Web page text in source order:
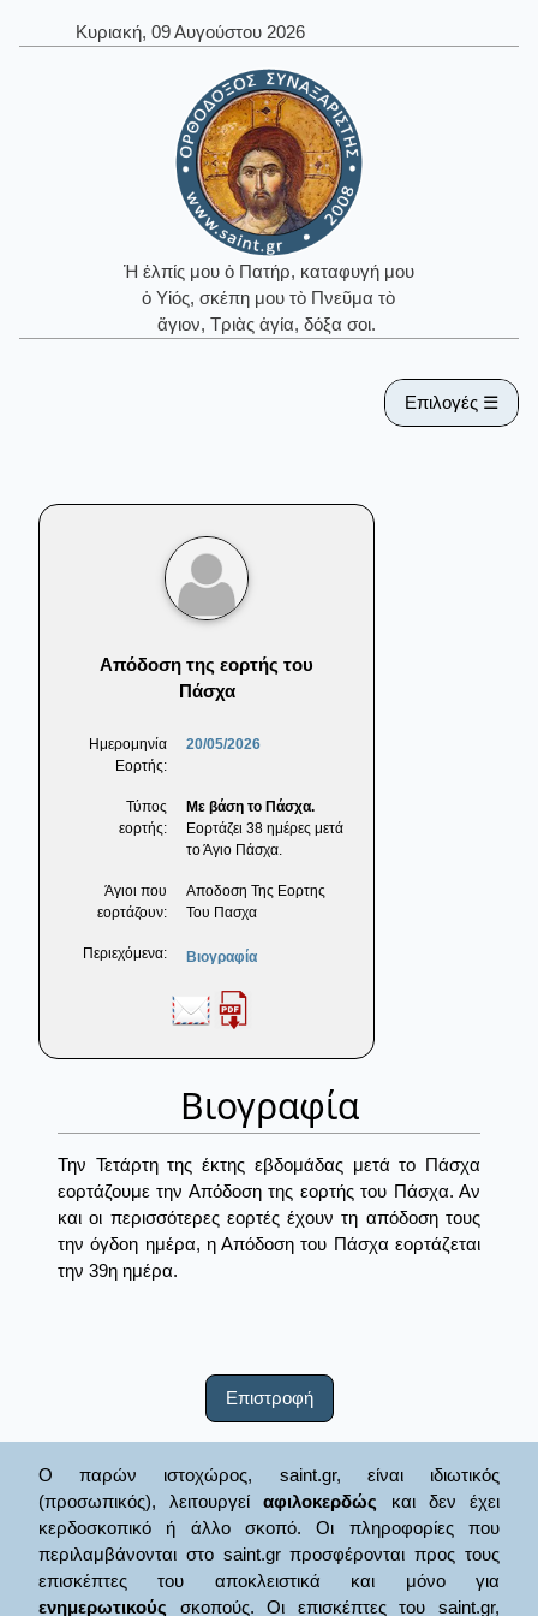
Κυριακή, 09 Αυγούστου 2026
Ἡ ἐλπίς μου ὁ Πατήρ, καταφυγή μου
ὁ Υἱός, σκέπη μου τὸ Πνεῦμα τὸ
ἅγιον, Τριὰς ἁγία, δόξα σοι.
Επιλογές ☰
Απόδοση της εορτής του
Πάσχα
Ημερομηνία
Εορτής:
20/05/2026
Τύπος
εορτής:
Με βάση το Πάσχα.
Εορτάζει 38 ημέρες μετά
το Άγιο Πάσχα.
Άγιοι που
εορτάζουν:
Αποδοση Της Εορτης
Του Πασχα
Περιεχόμενα: Βιογραφία
Βιογραφία
Την Τετάρτη της έκτης εβδομάδας μετά το Πάσχα
εορτάζουμε την Απόδοση της εορτής του Πάσχα. Αν
και οι περισσότερες εορτές έχουν τη απόδοση τους
την όγδοη ημέρα, η Απόδοση του Πάσχα εορτάζεται
την 39η ημέρα.
Επιστροφή
Ο παρών ιστοχώρος, saint.gr, είναι ιδιωτικός
(προσωπικός), λειτουργείαφιλοκερδώς και δεν έχει
κερδοσκοπικό ή άλλο σκοπό. Οι πληροφορίες που
περιλαμβάνονται στο saint.gr προσφέρονται προς τους
επισκέπτες του αποκλειστικά και μόνο για
ενημερωτικούς σκοπούς. Οι επισκέπτες του saint.gr,